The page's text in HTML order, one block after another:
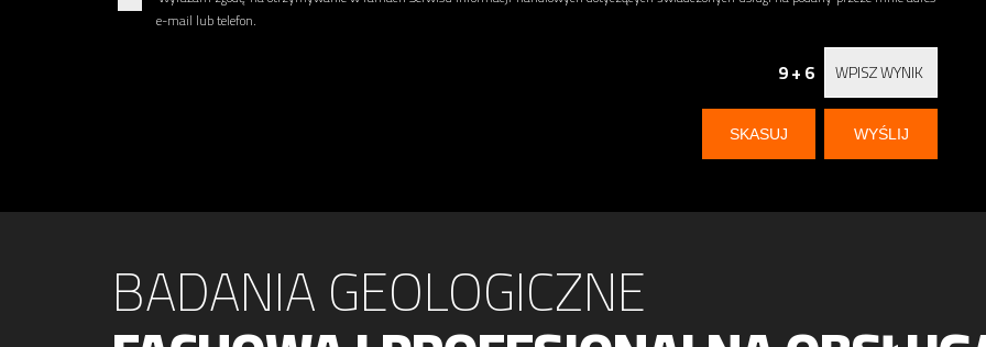
e-mail lub telefon.
9 + 6
BADANIA GEOLOGICZNE